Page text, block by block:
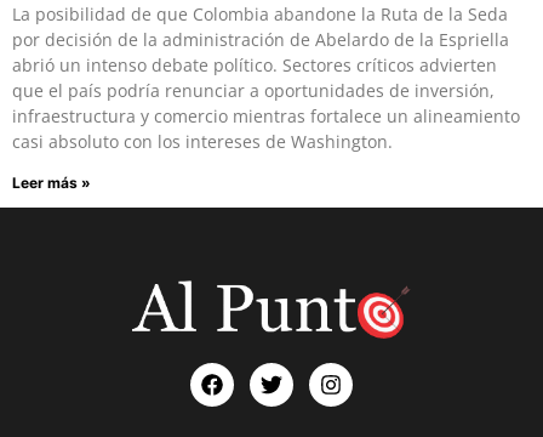
La posibilidad de que Colombia abandone la Ruta de la Seda
por decisión de la administración de Abelardo de la Espriella
abrió un intenso debate político. Sectores críticos advierten
que el país podría renunciar a oportunidades de inversión,
infraestructura y comercio mientras fortalece un alineamiento
casi absoluto con los intereses de Washington.
Leer más »